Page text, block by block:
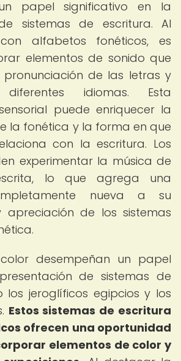
papel significativo en la
sistemas de escritura. Al
alfabetos fonéticos, es
elementos de sonido que
pronunciación de las letras y
idiomas. Esta
puede enriquecer la
la fonética y la forma en que
con la escritura. Los
experimentar la música de
lo que agrega una
nueva a su
apreciación de los sistemas
desempeñan un papel
de sistemas de
los jeroglíficos egipcios y los
Estos sistemas de escritura
ofrecen una oportunidad
elementos de color y